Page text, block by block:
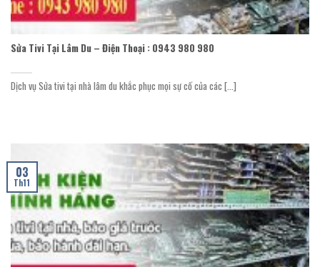
Sửa Tivi Tại Lâm Du – Điện Thoại : 0943 980 980
Dịch vụ Sửa tivi tại nhà lâm du khắc phục mọi sự cố của các [...]
03
Th11